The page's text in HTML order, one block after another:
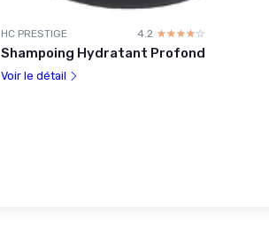
HC PRESTIGE 4.2 ☆☆☆☆☆
★★★★★
Shampoing Hydratant Profond
Voir le détail